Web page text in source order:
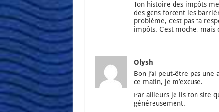
Ton his­toire des impôts
des gens forcent les
pro­blème, c’est pas ta
impôts. C’est moche, mais
Olysh
Bon j’ai peut-être pas
ce matin, je m’ex­cuse.
Par ailleurs je lis ton site
géné­reu­se­ment.